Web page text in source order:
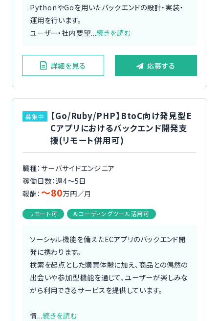
PythonやGoを用いたバックエンドの設計・実装・
運用を行います。
ユーザー・社内要望...続きを読む
詳細を見る 応募する
募集中
【Go/Ruby/PHP】BtoC向け発見型E
Cアプリにおけるバックエンド開発支
援(リモート併用可)
職種：サーバサイドエンジニア
稼働日数：週4〜5日
報酬： 〜80万円／月
リモート可 AIコーディングツール活用可
ソーシャル機能を備えたECアプリのバックエンド開
発に携わります。
検索を起点とした購買体験に加え、商品との偶然の
出会いや参加型機能を通じて、ユーザーが楽しみな
がら利用できるサービスを提供しています。
情...続きを読む